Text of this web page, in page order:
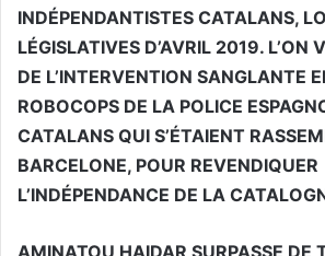
INDÉPENDANTISTES CATALANS,
LÉGISLATIVES D’AVRIL 2019. L’ON
DE L’INTERVENTION SANGLANTE
ROBOCOPS DE LA POLICE
CATALANS QUI S’ÉTAIENT
BARCELONE, POUR REVENDIQUER
L’INDÉPENDANCE DE LA
AMINATOU HAIDAR SURPASSE DE